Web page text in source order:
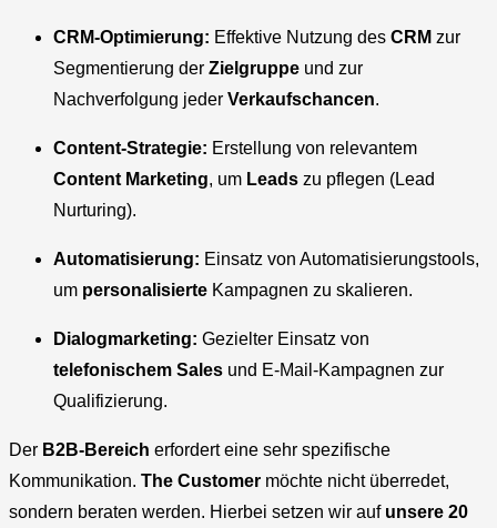
CRM-Optimierung: Effektive Nutzung des CRM zur
Segmentierung der Zielgruppe und zur
Nachverfolgung jeder Verkaufschancen.
Content-Strategie: Erstellung von relevantem
Content Marketing, um Leads zu pflegen (Lead
Nurturing).
Automatisierung: Einsatz von Automatisierungstools,
um personalisierte Kampagnen zu skalieren.
Dialogmarketing: Gezielter Einsatz von
telefonischem Sales und E-Mail-Kampagnen zur
Qualifizierung.
Der B2B-Bereich erfordert eine sehr spezifische
Kommunikation. The Customer möchte nicht überredet,
sondern beraten werden. Hierbei setzen wir auf unsere 20